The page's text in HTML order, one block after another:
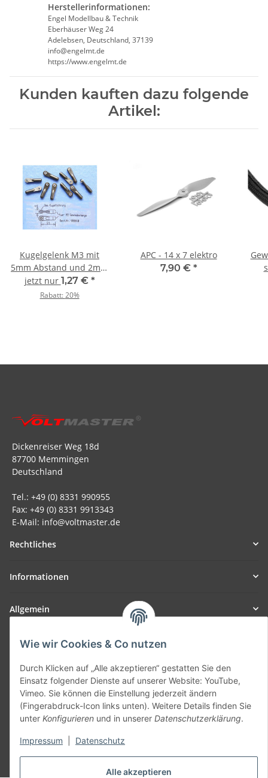
Alle akzeptieren
Wie wir Cookies & Co nutzen
Durch Klicken auf „Alle akzeptieren“ gestatten Sie den
Einsatz folgender Dienste auf unserer Website: YouTube,
Vimeo. Sie können die Einstellung jederzeit ändern
(Fingerabdruck-Icon links unten). Weitere Details finden Sie
unter Konfigurieren und in unserer Datenschutzerklärung.
Impressum Datenschutz
Herstellerinformationen:
Engel Modellbau & Technik
Eberhäuser Weg 24
Adelebsen, Deutschland, 37139
info@engelmt.de
https://www.engelmt.de
Kunden kauften dazu folgende
Artikel:
Kugelgelenk M3 mit
5mm Abstand und 2mm
Kugelbohrung (1 Stück)
jetzt nur 1,27 € *
Rabatt:20%
APC - 14 x 7 elektro
7,90 € *
Dickenreiser Weg 18d
87700 Memmingen
Deutschland
Tel.: +49 (0) 8331 990955
Fax: +49 (0) 8331 9913343
E-Mail: info@voltmaster.de
Rechtliches
Informationen
Allgemein
Teil unseres Netzwerks:
Vertrag widerrufen